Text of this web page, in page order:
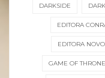
DARKSIDE
EDITORA
EDITORA
GAME OF